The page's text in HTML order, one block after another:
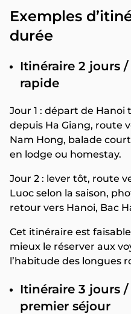
Exemples
durée
Itinéraire 2 jours
rapide
Jour 1 : départ de
depuis Ha Giang, route
Nam Hong, balade
en lodge ou homestay.
Jour 2 : lever tôt, route
Luoc selon la saison,
retour vers Hanoi, Bac
Cet itinéraire est
mieux le réserver aux
l’habitude des longues
Itinéraire 3 jours
premier séjour